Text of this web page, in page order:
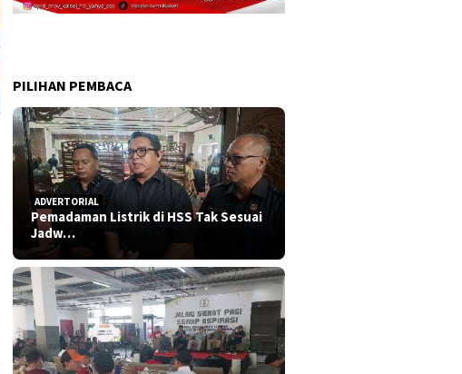
PILIHAN PEMBACA
ADVERTORIAL
Pemadaman Listrik di HSS Tak Sesuai
Jadw…